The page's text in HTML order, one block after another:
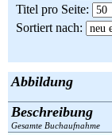
Schlagwörter
Suchergebnisse
AGB
Widerruf
Über uns
Titel pro Seite:
Sortiert nach:
Abbildung
Beschreibung
Gesamte Buchaufnahme